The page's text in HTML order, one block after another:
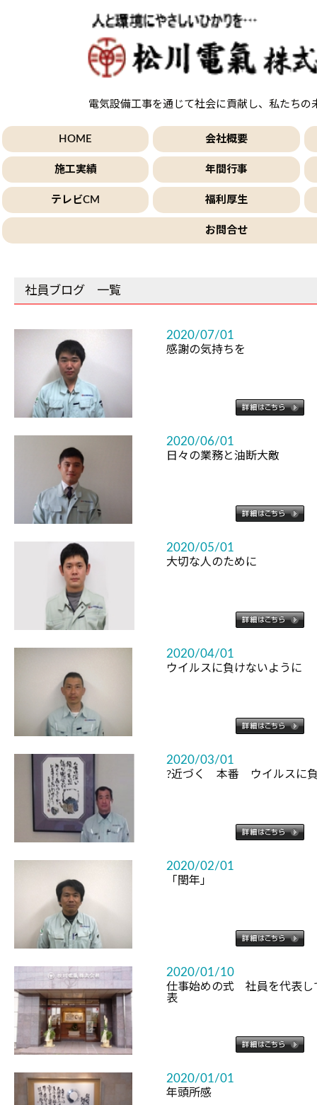
電気設備工事を通じて社会に貢献し、私たちの
HOME 会社概要
施工実績 年間行事
テレビCM 福利厚生
お問合せ
社員ブログ 一覧
2020/07/01
感謝の気持ちを
2020/06/01
日々の業務と油断大敵
2020/05/01
大切な人のために
2020/04/01
ウイルスに負けないように
2020/03/01
?近づく 本番 ウイルスに負
2020/02/01
「閏年」
2020/01/10
仕事始めの式 社員を代表し
表
2020/01/01
年頭所感